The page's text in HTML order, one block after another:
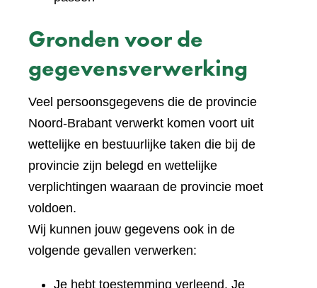
Gronden voor de
gegevensverwerking
Veel persoonsgegevens die de provincie
Noord-Brabant verwerkt komen voort uit
wettelijke en bestuurlijke taken die bij de
provincie zijn belegd en wettelijke
verplichtingen waaraan de provincie moet
voldoen.
Wij kunnen jouw gegevens ook in de
volgende gevallen verwerken:
Je hebt toestemming verleend. Je